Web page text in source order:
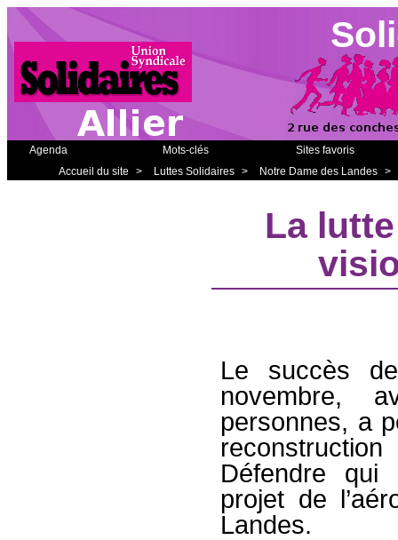
Agenda Mots-clés
Sites favoris
Accueil du site
> Luttes Solidaires > Notre Dame des Landes >
La
Le succès
novembre,
personnes, a
Défendre qui
projet de
Landes.